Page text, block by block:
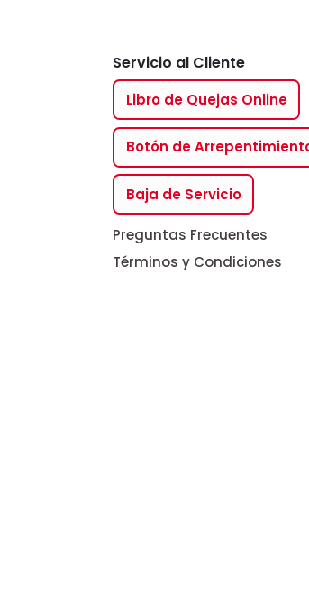
Servicio al Cliente
Libro de Quejas Online
Botón de
Baja de Servicio
Preguntas Frecuentes
Términos y Condiciones